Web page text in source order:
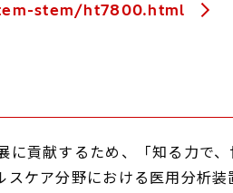
stem/ht7800.html
貢献するため、「知る力で
ケア分野における医用分析